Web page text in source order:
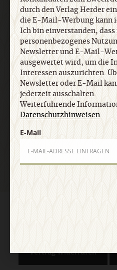
Newsletter oder E-Mail
jederzeit
Informationen
E-Mail
Vertrag widerrufen
durch den Verlag Herder
die E-Mail-Werbung kann
Ich bin einverstanden, dass
personenbezogenes
Newsletter und E-Mail-
ausgewertet wird, um die
Interessen auszurichten.
Newsletter oder E-Mail
jederzeit ausschalten.
Weiterführende
Datenschutzhinweisen.
E-Mail